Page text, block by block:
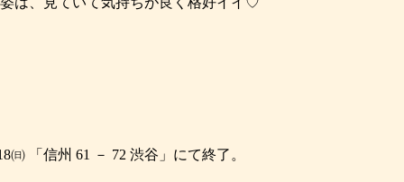
㈰ 「信州 61 － 72 渋谷」にて終了。